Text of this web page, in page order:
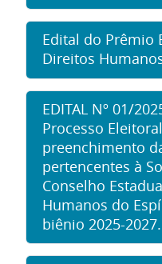
Edital do Prêmio
Direitos
EDITAL Nº 01/
Processo
preenchimento
pertencentes à
Conselho
Humanos do
biênio 2025-2027.